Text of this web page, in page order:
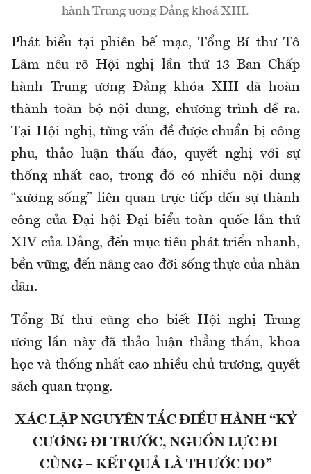
hành Trung ương Đảng khoá XIII.
Phát biểu tại phiên bế mạc, Tổng Bí thư Tô
Lâm nêu rõ Hội nghị lần thứ 13 Ban Chấp
hành Trung ương Đảng khóa XIII đã hoàn
thành toàn bộ nội dung, chương trình đề ra.
Tại Hội nghị, từng vấn đề được chuẩn bị công
phu, thảo luận thấu đáo, quyết nghị với sự
thống nhất cao, trong đó có nhiều nội dung
“xương sống” liên quan trực tiếp đến sự thành
công của Đại hội Đại biểu toàn quốc lần thứ
XIV của Đảng, đến mục tiêu phát triển nhanh,
bền vững, đến nâng cao đời sống thực của nhân
dân.
Tổng Bí thư cũng cho biết Hội nghị Trung
ương lần này đã thảo luận thẳng thắn, khoa
học và thống nhất cao nhiều chủ trương, quyết
sách quan trọng.
XÁC LẬP NGUYÊN TẮC ĐIỀU HÀNH “KỶ
CƯƠNG ĐI TRƯỚC, NGUỒN LỰC ĐI
CÙNG – KẾT QUẢ LÀ THƯỚC ĐO”